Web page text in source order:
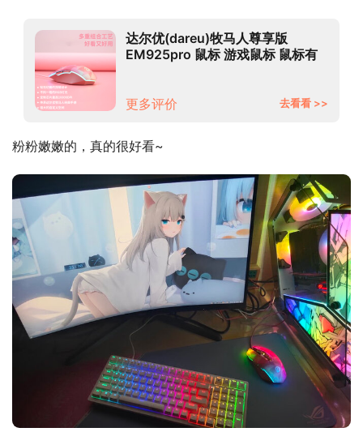
达尔优(dareu)牧马人尊享版
EM925pro 鼠标 游戏鼠标 鼠标有
更多评价
去看看 >>
粉粉嫩嫩的，真的很好看~